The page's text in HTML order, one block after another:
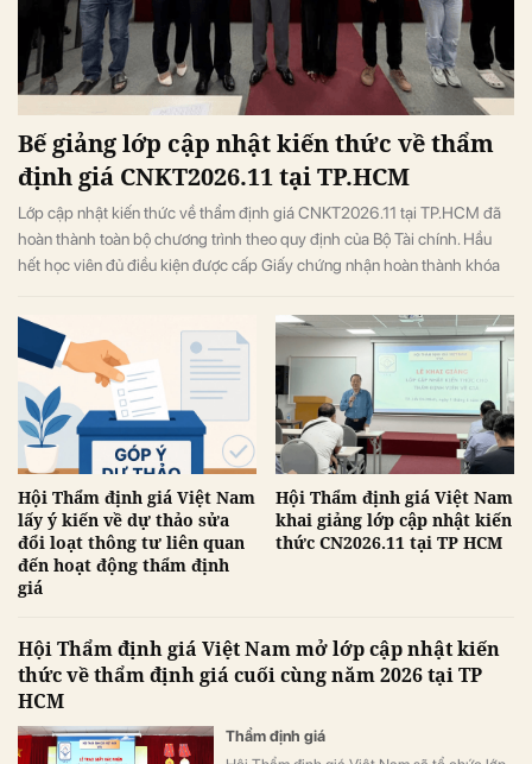
Bế giảng lớp cập nhật kiến thức về thẩm
định giá CNKT2026.11 tại TP.HCM
Lớp cập nhật kiến thức về thẩm định giá CNKT2026.11 tại TP.HCM đã
hoàn thành toàn bộ chương trình theo quy định của Bộ Tài chính. Hầu
hết học viên đủ điều kiện được cấp Giấy chứng nhận hoàn thành khóa
Hội Thẩm định giá Việt Nam
lấy ý kiến về dự thảo sửa
đổi loạt thông tư liên quan
đến hoạt động thẩm định
giá
Hội Thẩm định giá Việt Nam
khai giảng lớp cập nhật kiến
thức CN2026.11 tại TP HCM
Hội Thẩm định giá Việt Nam mở lớp cập nhật kiến
thức về thẩm định giá cuối cùng năm 2026 tại TP
HCM
Thẩm định giá